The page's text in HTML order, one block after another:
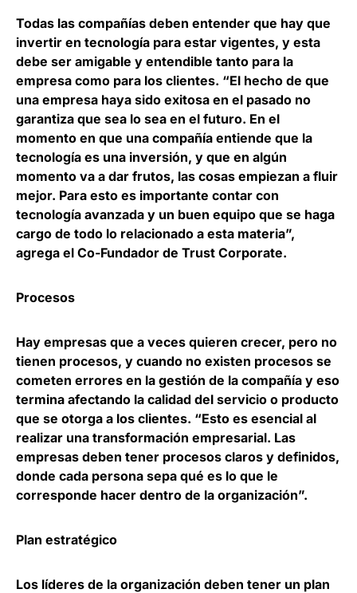
Todas las compañías deben entender que hay que
invertir en tecnología para estar vigentes, y esta
debe ser amigable y entendible tanto para la
empresa como para los clientes. “El hecho de que
una empresa haya sido exitosa en el pasado no
garantiza que sea lo sea en el futuro. En el
momento en que una compañía entiende que la
tecnología es una inversión, y que en algún
momento va a dar frutos, las cosas empiezan a fluir
mejor. Para esto es importante contar con
tecnología avanzada y un buen equipo que se haga
cargo de todo lo relacionado a esta materia”,
agrega el Co-Fundador de Trust Corporate.
Procesos
Hay empresas que a veces quieren crecer, pero no
tienen procesos, y cuando no existen procesos se
cometen errores en la gestión de la compañía y eso
termina afectando la calidad del servicio o producto
que se otorga a los clientes. “Esto es esencial al
realizar una transformación empresarial. Las
empresas deben tener procesos claros y definidos,
donde cada persona sepa qué es lo que le
corresponde hacer dentro de la organización”.
Plan estratégico
Los líderes de la organización deben tener un plan